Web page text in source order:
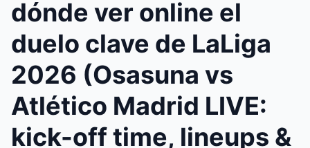
dónde ver online el
duelo clave de LaLiga
2026 (Osasuna vs
Atlético Madrid LIVE:
kick-off time, lineups &